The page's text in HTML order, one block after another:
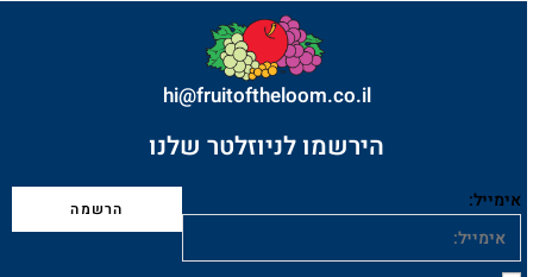
הירשמו לניוזלטר שלנו
אימייל:
hi@fruitoftheloom.co.il